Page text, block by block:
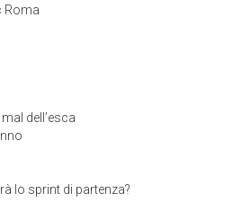
Roma
dell’esca
lo sprint di partenza?